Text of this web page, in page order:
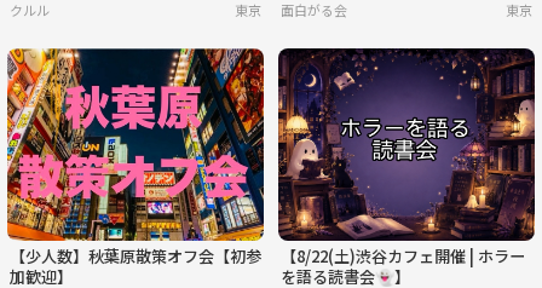
クルル 東京 面白がる会 東京
【少人数】秋葉原散策オフ会【初参
加歓迎】
【8/22(土)渋谷カフェ開催 | ホラー
を語る読書会👻】